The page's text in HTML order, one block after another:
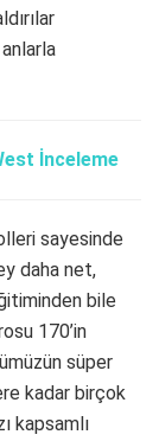
İnceleme
sayesinde
daha net,
bile
170’in
süper
kadar birçok
kapsamlı